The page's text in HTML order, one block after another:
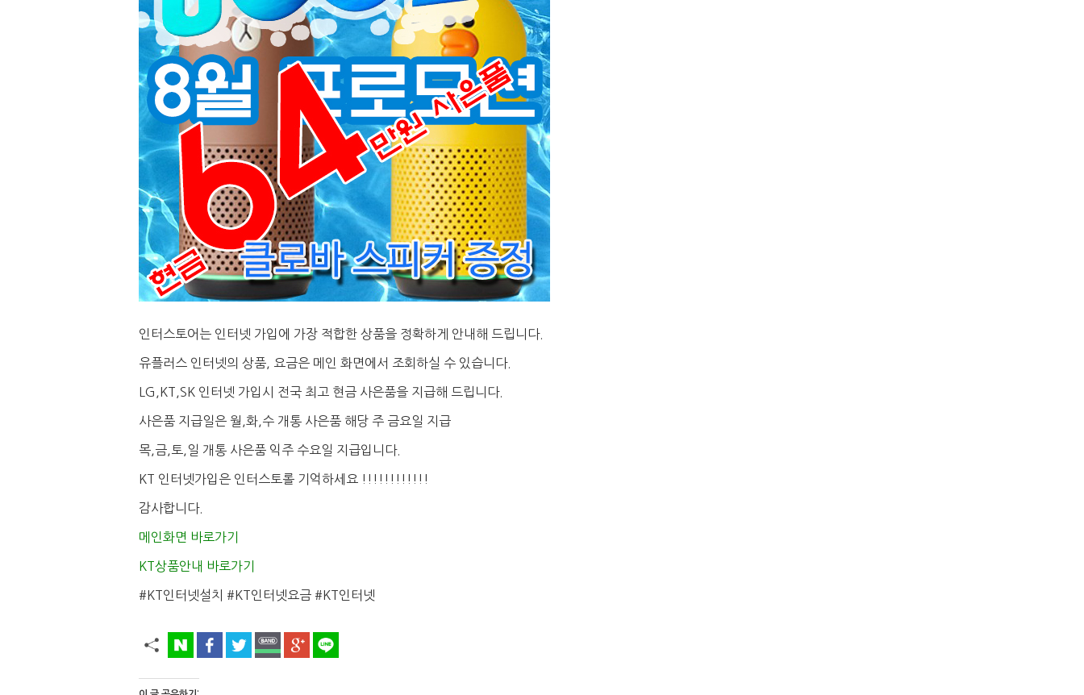
인터스토어는 인터넷 가입에 가장 적합한 상품을 정확하게 안내해 드립니다.
유플러스 인터넷의 상품, 요금은 메인 화면에서 조회하실 수 있습니다.
LG,KT,SK 인터넷 가입시 전국 최고 현금 사은품을 지급해 드립니다.
사은품 지급일은 월,화,수 개통 사은품 해당 주 금요일 지급
목,금,토,일 개통 사은품 익주 수요일 지급입니다.
KT 인터넷가입은 인터스토롤 기억하세요 !!!!!!!!!!!!
감사합니다.
메인화면 바로가기
KT상품안내 바로가기
#KT인터넷설치 #KT인터넷요금 #KT인터넷